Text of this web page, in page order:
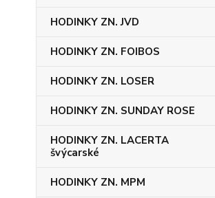
HODINKY ZN. JVD
HODINKY ZN. FOIBOS
HODINKY ZN. LOSER
HODINKY ZN. SUNDAY ROSE
HODINKY ZN. LACERTA
švýcarské
HODINKY ZN. MPM